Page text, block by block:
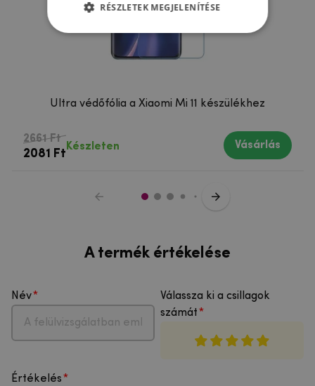
Ultra védőfólia a Xiaomi Mi 11 készülékhez
2661 Ft
2081 Ft
Készleten Vásárlás
A termék értékelése
Név
Válassza ki a csillagok
számát
Értékelés
RÉSZLETEK MEGJELENÍTÉSE